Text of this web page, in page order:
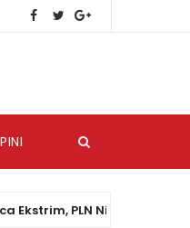
PLN Nias Himbau